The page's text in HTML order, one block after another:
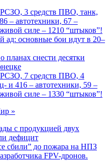
3 средств ПВО, танк,
– автотехники, 67 –
силе – 1210 “штыков”!
ад: основные бои идут в 20–
планах снести десятки
7 средств ПВО, 4
и 416 – автотехники, 59 –
силе – 1330 “штыков”!
»
с продукцией двух
дефицит
сбили” до пожара на НПЗ
FPV-дронов.